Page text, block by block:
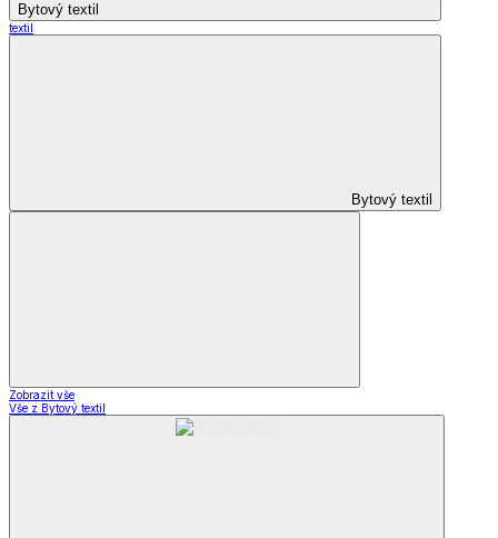
Bytový textil
textil
Bytový textil
Zobrazit vše
Vše z Bytový textil